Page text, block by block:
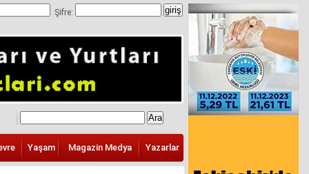
Şifre:
Yaşam Magazin Medya Yazarlar